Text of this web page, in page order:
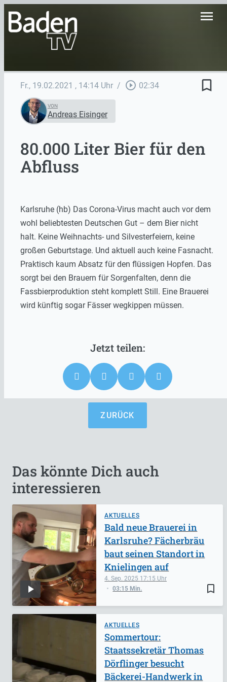
menu
Fr., 19.02.2021 , 14:14 Uhr / play_circle_outline 02:34 bookmark_border
VON
Andreas Eisinger
80.000 Liter Bier für den
Abfluss
Karlsruhe (hb) Das Corona-Virus macht auch vor dem
wohl beliebtesten Deutschen Gut – dem Bier nicht
halt. Keine Weihnachts- und Silvesterfeiern, keine
großen Geburtstage. Und aktuell auch keine Fasnacht.
Praktisch kaum Absatz für den flüssigen Hopfen. Das
sorgt bei den Brauern für Sorgenfalten, denn die
Fassbierproduktion steht komplett Still. Eine Brauerei
wird künftig sogar Fässer wegkippen müssen.
ZURÜCK
Das könnte Dich auch
interessieren
AKTUELLES
bookmark_border
4. Sep. 2025 17:15
03:15 Min.
Bald neue Brauerei in
Karlsruhe? Fächerbräu
baut seinen Standort in
Knielingen auf
AKTUELLES
Sommertour:
Staatssekretär Thomas
Dörflinger besucht
Bäckerei-Handwerk in